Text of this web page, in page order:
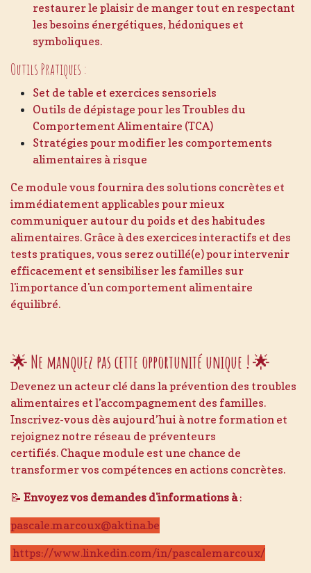
restaurer le plaisir de manger tout en respectant
les besoins énergétiques, hédoniques et
symboliques.
Outils Pratiques :
Set de table et exercices sensoriels
Outils de dépistage pour les Troubles du
Comportement Alimentaire (TCA)
Stratégies pour modifier les comportements
alimentaires à risque
Ce module vous fournira des solutions concrètes et
immédiatement applicables pour mieux
communiquer autour du poids et des habitudes
alimentaires. Grâce à des exercices interactifs et des
tests pratiques, vous serez outillé(e) pour intervenir
efficacement et sensibiliser les familles sur
l'importance d'un comportement alimentaire
équilibré.
🌟Ne manquez pas cette opportunité unique !🌟
Devenez un acteur clé dans la prévention des troubles
alimentaires et l’accompagnement des familles.
Inscrivez-vous dès aujourd’hui à notre formation et
rejoignez notre réseau de préventeurs
certifiés. Chaque module est une chance de
transformer vos compétences en actions concrètes.
📝 Envoyez vos demandes d'informations à:
pascale.marcoux@aktina.be
https://www.linkedin.com/in/pascalemarcoux/